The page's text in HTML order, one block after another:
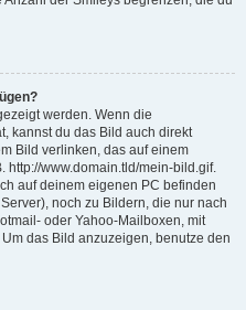
werden. Wenn die
kannst du das Bild auch direkt
Bild verlinken, das auf einem
http://www.domain.tld/mein-bild.gif.
auf deinem eigenen PC befinden
noch zu Bildern, die nur nach
oder Yahoo-Mailboxen, mit
das Bild anzuzeigen, benutze den